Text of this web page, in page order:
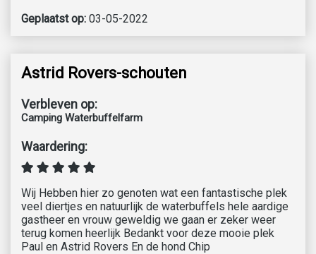
Geplaatst op: 03-05-2022
Astrid Rovers-schouten
Verbleven op:
Camping Waterbuffelfarm
Waardering:
Wij Hebben hier zo genoten wat een fantastische plek
veel diertjes en natuurlijk de waterbuffels hele aardige
gastheer en vrouw geweldig we gaan er zeker weer
terug komen heerlijk Bedankt voor deze mooie plek
Paul en Astrid Rovers En de hond Chip